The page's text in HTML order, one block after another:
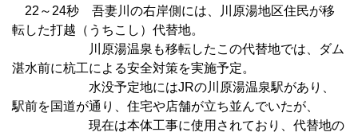
22～24秒 吾妻川の右岸側には、川原湯地区住民が移
転した打越（うちこし）代替地。
川原湯温泉も移転したこの代替地では、ダム
湛水前に杭工による安全対策を実施予定。
水没予定地にはJRの川原湯温泉駅があり、
駅前を国道が通り、住宅や店舗が立ち並んでいたが、
現在は本体工事に使用されており、代替地の